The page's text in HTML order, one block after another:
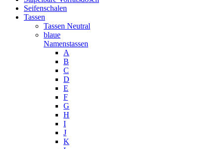
Seifenschalen
Tassen
Tassen Neutral
blaue
Namenstassen
A
B
C
D
E
F
G
H
I
J
K